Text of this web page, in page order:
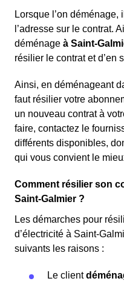
Lorsque l’on
l’adresse sur le contrat.
déménage à Saint-
résilier le contrat et d’en
Ainsi, en déménageant
faut résilier votre
un nouveau contrat à
faire, contactez le
différents disponibles,
qui vous convient le
Comment résilier son
Saint-Galmier ?
Les démarches pour
d’électricité à Saint-
suivants les raisons :
Le client